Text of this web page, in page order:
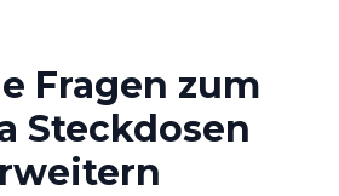
Fragen zum
Steckdosen